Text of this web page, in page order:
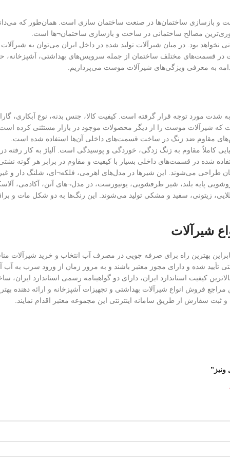
و بازسازی ساختمان‌ها در صنعت ساختمان سازی است. همان‌طور که
مصالح ساختمانی در ساخت و بازسازی ساختمان¬ها است.
نخواهد بود. در میان شیرآلات تولید شده در داخل ایران می‌توان به
قسمت‌های مختلف ساختمان از جمله سرویس‌های بهداشتی، آشپزخانه،
به معرفی ویژگی‌های شیرآلات موست می‌پردازیم.
مورد توجه قرار گرفته است. کیفیت کالا، جنس بدنه، نوع آبکاری،
که شیرآلات موست را از دیگر محصولات موجود در بازار مستثنی کرده است.
مقاوم ضد زنگ در ساخت قسمت‌های داخلی آن‌ها استفاده شده است.
کاملاً مقاوم به زنگ زدگی، خوردگی و پوسیدگی است. آلیاژ به کار
شده در قسمت‌های داخلی بسیار با کیفیت و مقاوم در برابر هر گونه
طراحی می‌شوند. این شیرها در مدل‌های اهرمی، فلکه¬ای، شلنگ دار و
پایه بلند، شیر ظرفشویی، یونیورست، در مدل¬های آتن، آکادمی،
زیتونی، سفید و مشکی تولید می‌شوند. این رنگ‌ها به دو شکل مات و
شیرآلات
بهترین راه برای صرفه جویی در مصرف آب انتخاب و خرید شیرآلات
تأیید شده و دارای مجوز معتبر باشند و به مرور زمان از ورود سرب به آب
خدمات پس از فروش، دارای بالاترین کیفیت استاندارد ایران، دارای دو گواهینامه رسمی
فروش انواع شیرآلات بهداشتی و تجهیزات آشپزخانه و ارائه دهنده
سفارش از طریق سامانه اینترنتی این مجموعه معتبر اقدام نمایند.